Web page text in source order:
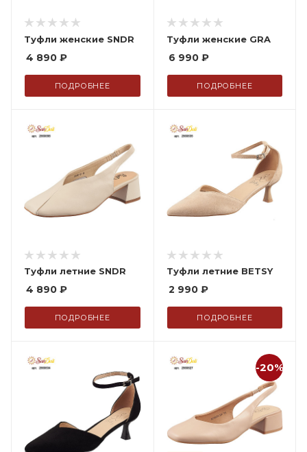
Туфли женские SNDR
4 890 ₽
ПОДРОБНЕЕ
Туфли женские GRA
6 990₽
ПОДРОБНЕЕ
Туфли летние SNDR
4 890 ₽
ПОДРОБНЕЕ
Туфли летние BETSY
2 990₽
ПОДРОБНЕЕ
-20%